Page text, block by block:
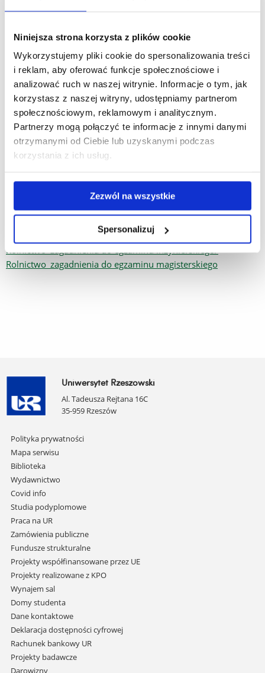
Niniejsza strona korzysta z plików cookie
Wykorzystujemy pliki cookie do spersonalizowania treści
i reklam, aby oferować funkcje społecznościowe i
analizować ruch w naszej witrynie. Informacje o tym, jak
korzystasz z naszej witryny, udostępniamy partnerom
społecznościowym, reklamowym i analitycznym.
Partnerzy mogą połączyć te informacje z innymi danymi
otrzymanymi od Ciebie lub uzyskanymi podczas
korzystania z ich usług.
Zezwól na wszystkie
Spersonalizuj
----------------------------------------
PLIKI ARCHIWALNE:
Zagadnienia do egzaminu dyplomowego -
dyplomowego_magisterskiego
Zagadnienia do egzaminu dyplomowego -
22_Rolnictwo_zagadnienia do egzaminu dyplomowego -
Zagadnienia do egzaminu dyplomowego - 2020/2021:
Rolnictwo_zagadnienia do egzaminu inżynierskiego/
Rolnictwo_zagadnienia do egzaminu magisterskiego
Uniwersytet Rzeszowski
Al. Tadeusza Rejtana 16C
35-959 Rzeszów
Pomiń
nawigację
i
przejdź
do
treści
Polityka prywatności
Mapa serwisu
Biblioteka
Wydawnictwo
Covid info
Studia podyplomowe
Praca na UR
Zamówienia publiczne
Fundusze strukturalne
Projekty współfinansowane przez UE
Projekty realizowane z KPO
Wynajem sal
Domy studenta
Dane kontaktowe
Deklaracja dostępności cyfrowej
Rachunek bankowy UR
Projekty badawcze
Darowizny